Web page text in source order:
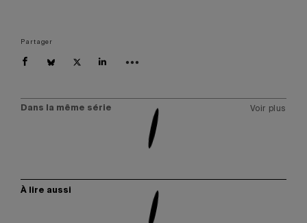
Partager
Dans la même série Voir plus
À lire aussi